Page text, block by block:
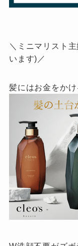
＼ミニマリスト
います)／
髪にはお金をかけ